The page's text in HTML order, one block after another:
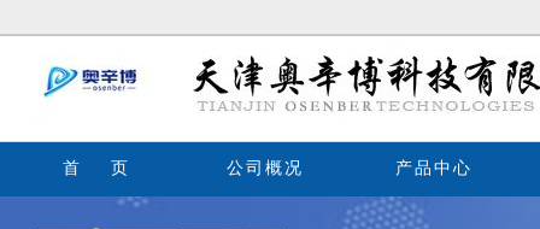
首 页 公司概况 产品中心